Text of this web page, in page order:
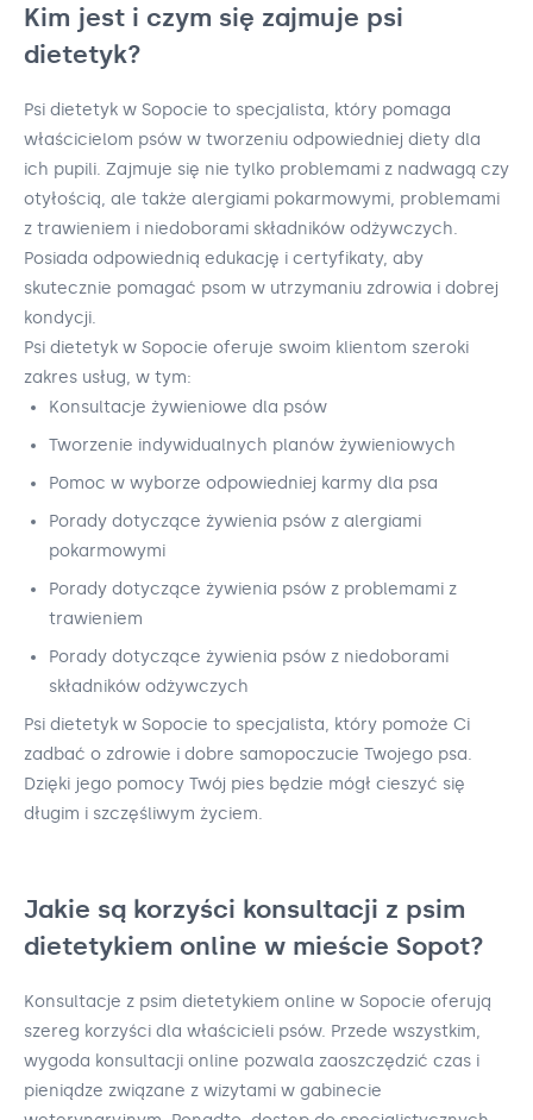
Kim jest i czym się zajmuje psi
dietetyk?
Psi dietetyk w Sopocie to specjalista, który pomaga
właścicielom psów w tworzeniu odpowiedniej diety dla
ich pupili. Zajmuje się nie tylko problemami z nadwagą czy
otyłością, ale także alergiami pokarmowymi, problemami
z trawieniem i niedoborami składników odżywczych.
Posiada odpowiednią edukację i certyfikaty, aby
skutecznie pomagać psom w utrzymaniu zdrowia i dobrej
kondycji.
Psi dietetyk w Sopocie oferuje swoim klientom szeroki
zakres usług, w tym:
Konsultacje żywieniowe dla psów
Tworzenie indywidualnych planów żywieniowych
Pomoc w wyborze odpowiedniej karmy dla psa
Porady dotyczące żywienia psów z alergiami
pokarmowymi
Porady dotyczące żywienia psów z problemami z
trawieniem
Porady dotyczące żywienia psów z niedoborami
składników odżywczych
Psi dietetyk w Sopocie to specjalista, który pomoże Ci
zadbać o zdrowie i dobre samopoczucie Twojego psa.
Dzięki jego pomocy Twój pies będzie mógł cieszyć się
długim i szczęśliwym życiem.
Jakie są korzyści konsultacji z psim
dietetykiem online w mieście Sopot?
Konsultacje z psim dietetykiem online w Sopocie oferują
szereg korzyści dla właścicieli psów. Przede wszystkim,
wygoda konsultacji online pozwala zaoszczędzić czas i
pieniądze związane z wizytami w gabinecie